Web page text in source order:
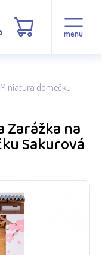
menu
domečku
Zarážka na
Sakurová